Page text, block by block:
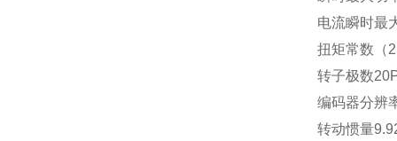
电流瞬时最
扭矩常数（
转子极数
编码器分辨
转动惯量